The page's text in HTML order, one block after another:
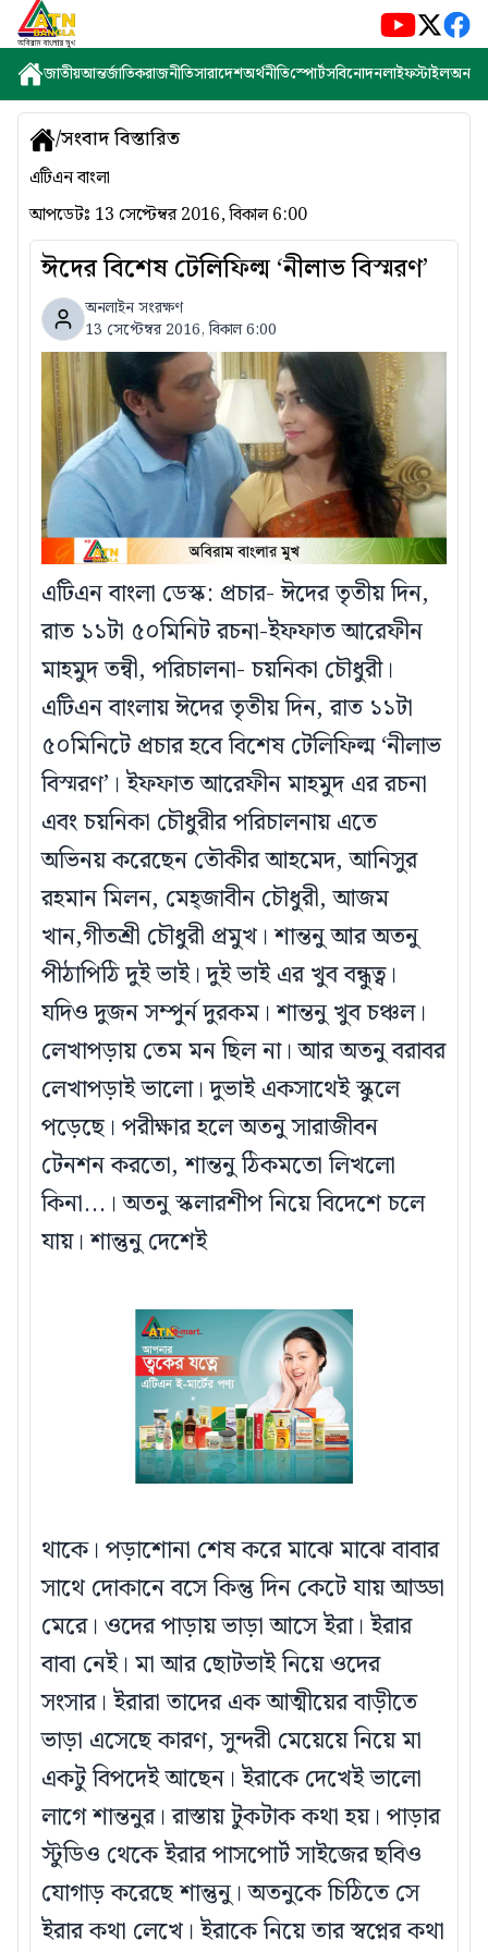
জাতীয়আন্তর্জাতিকরাজনীতিসারাদেশঅর্থনীতিস্পোর্টসবিনোদনলাইফস্টাইল
/সংবাদ বিস্তারিত
এটিএন বাংলা
আপডেটঃ 13 সেপ্টেম্বর 2016, বিকাল 6:00
ঈদের বিশেষ টেলিফিল্ম ‘নীলাভ বিস্মরণ’
অনলাইন সংরক্ষণ
13 সেপ্টেম্বর 2016, বিকাল 6:00
এটিএন বাংলা ডেস্ক: প্রচার- ঈদের তৃতীয় দিন,
রাত ১১টা ৫০মিনিট রচনা-ইফফাত আরেফীন
মাহমুদ তন্বী, পরিচালনা- চয়নিকা চৌধুরী।
এটিএন বাংলায় ঈদের তৃতীয় দিন, রাত ১১টা
৫০মিনিটে প্রচার হবে বিশেষ টেলিফিল্ম ‘নীলাভ
বিস্মরণ’। ইফফাত আরেফীন মাহমুদ এর রচনা
এবং চয়নিকা চৌধুরীর পরিচালনায় এতে
অভিনয় করেছেন তৌকীর আহমেদ, আনিসুর
রহমান মিলন, মেহ্জাবীন চৌধুরী, আজম
খান,গীতশ্রী চৌধুরী প্রমুখ। শান্তনু আর অতনু
পীঠাপিঠি দুই ভাই। দুই ভাই এর খুব বন্ধুত্ব।
যদিও দুজন সম্পুর্ন দুরকম। শান্তনু খুব চঞ্চল।
লেখাপড়ায় তেম মন ছিল না। আর অতনু বরাবর
লেখাপড়াই ভালো। দুভাই একসাথেই স্কুলে
পড়েছে। পরীক্ষার হলে অতনু সারাজীবন
টেনশন করতো, শান্তনু ঠিকমতো লিখলো
কিনা...। অতনু স্কলারশীপ নিয়ে বিদেশে চলে
যায়। শান্তুনু দেশেই
থাকে। পড়াশোনা শেষ করে মাঝে মাঝে বাবার
সাথে দোকানে বসে কিন্তু দিন কেটে যায় আড্ডা
মেরে। ওদের পাড়ায় ভাড়া আসে ইরা। ইরার
বাবা নেই। মা আর ছোটভাই নিয়ে ওদের
সংসার। ইরারা তাদের এক আত্মীয়ের বাড়ীতে
ভাড়া এসেছে কারণ, সুন্দরী মেয়েয়ে নিয়ে মা
একটু বিপদেই আছেন। ইরাকে দেখেই ভালো
লাগে শান্তনুর। রাস্তায় টুকটাক কথা হয়। পাড়ার
স্টুডিও থেকে ইরার পাসপোর্ট সাইজের ছবিও
যোগাড় করেছে শান্তুনু। অতনুকে চিঠিতে সে
ইরার কথা লেখে। ইরাকে নিয়ে তার স্বপ্নের কথা